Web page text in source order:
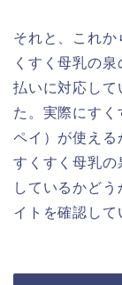
それと、これか
くすく母乳の
払いに対応して
た。実際にす
ペイ）が使える
すくすく母乳の
しているかど
イトを確認して